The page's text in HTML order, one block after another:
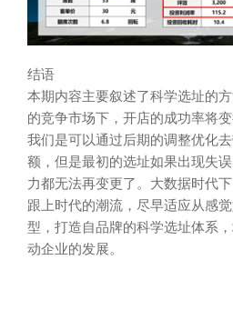
结语
本期内容主要叙述了科学选址的
的竞争市场下，开店的成功率将
我们是可以通过后期的调整优化
额，但是最初的选址如果出现失
力都无法再变更了。大数据时代
跟上时代的潮流，尽早适应从感
型，打造自品牌的科学选址体系
动企业的发展。